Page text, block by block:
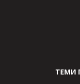
ТЕМИ